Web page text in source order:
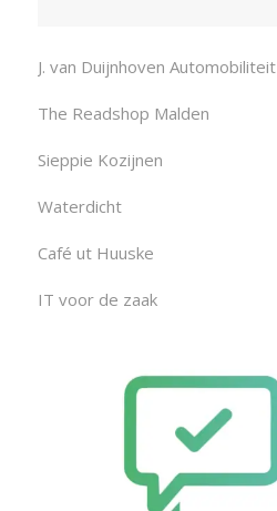
J. van Duijnhoven Automobiliteit
The Readshop Malden
Sieppie Kozijnen
Waterdicht
Café ut Huuske
IT voor de zaak